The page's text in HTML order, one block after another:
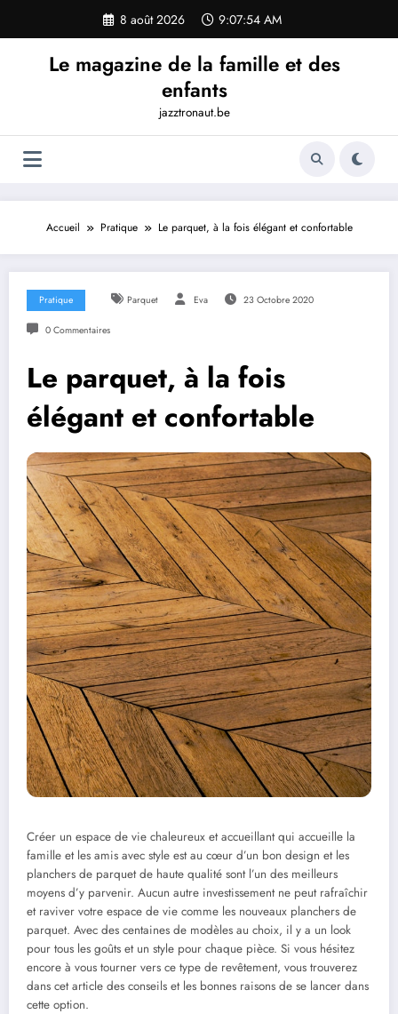
contenu
8 août 2026 9:07:55 AM
Le magazine de la famille et des
enfants
jazztronaut.be
Accueil Pratique Le parquet, à la fois élégant et confortable
Pratique Parquet Eva 23 Octobre 2020
0 Commentaires
Le parquet, à la fois
élégant et confortable
Créer un espace de vie chaleureux et accueillant qui accueille la
famille et les amis avec style est au cœur d’un bon design et les
planchers de parquet de haute qualité sont l’un des meilleurs
moyens d’y parvenir. Aucun autre investissement ne peut rafraîchir
et raviver votre espace de vie comme les nouveaux planchers de
parquet. Avec des centaines de modèles au choix, il y a un look
pour tous les goûts et un style pour chaque pièce. Si vous hésitez
encore à vous tourner vers ce type de revêtement, vous trouverez
dans cet article des conseils et les bonnes raisons de se lancer dans
cette option.